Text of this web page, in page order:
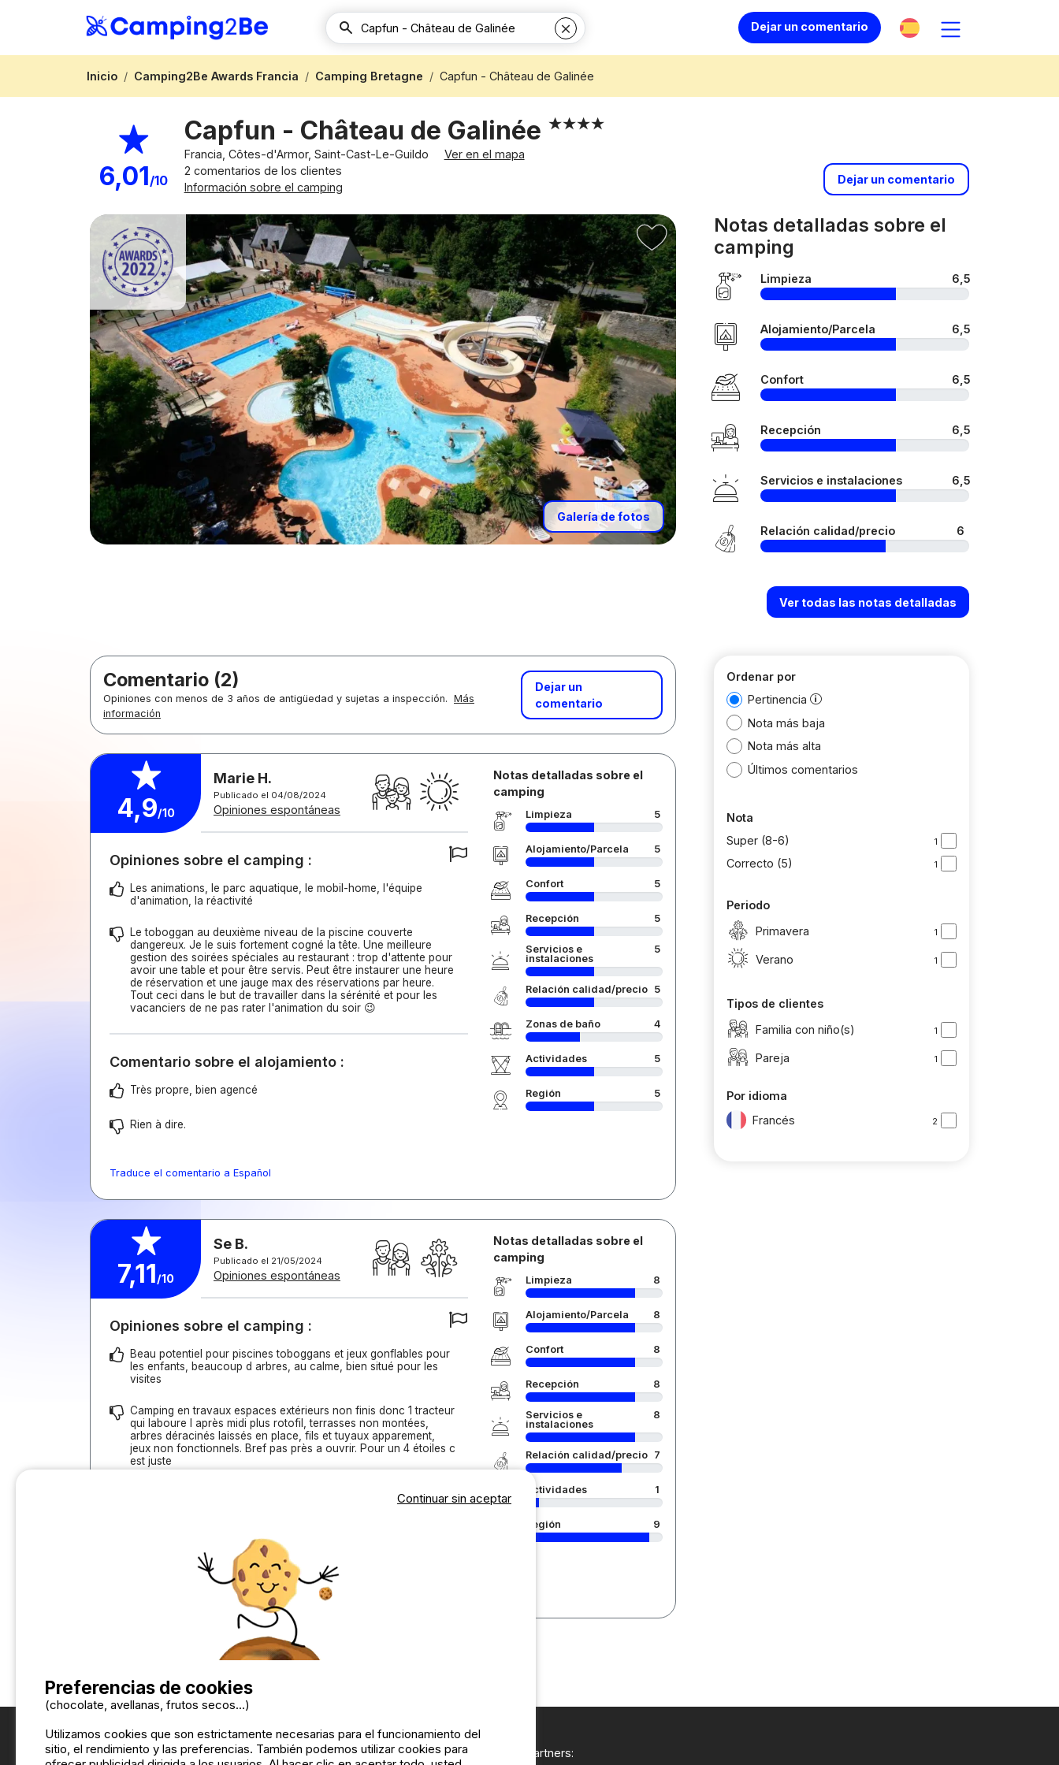
Dejar un comentario
Inicio Camping2Be Awards Francia Camping Bretagne Capfun - Château de Galinée
6,01/10
Capfun - Château de Galinée
Francia, Côtes-d'Armor, Saint-Cast-Le-Guildo
Ver en el mapa
2 comentarios de los clientes
Información sobre el camping
Dejar un comentario
Galería de fotos
Notas detalladas sobre el
camping
Limpieza 6,5
Alojamiento/Parcela 6,5
Confort 6,5
Recepción 6,5
Servicios e instalaciones 6,5
Relación calidad/precio 6
Ver todas las notas detalladas
Comentario (2)
Opiniones con menos de 3 años de antigüedad y sujetas a inspección. Más
información
Dejar un
comentario
4,9/10
Marie H.
Publicado el 04/08/2024
Opiniones espontáneas
Opiniones sobre el camping :
Les animations, le parc aquatique, le mobil-home, l'équipe
d'animation, la réactivité
Le toboggan au deuxième niveau de la piscine couverte
dangereux. Je le suis fortement cogné la tête. Une meilleure
gestion des soirées spéciales au restaurant : trop d'attente pour
avoir une table et pour être servis. Peut être instaurer une heure
de réservation et une jauge max des réservations par heure.
Tout ceci dans le but de travailler dans la sérénité et pour les
vacanciers de ne pas rater l'animation du soir 😉
Comentario sobre el alojamiento :
Très propre, bien agencé
Rien à dire.
Traduce el comentario a Español
Notas detalladas sobre el
camping
Limpieza 5
Alojamiento/Parcela 5
Confort 5
Recepción 5
Servicios e
instalaciones
5
Relación calidad/precio 5
Zonas de baño 4
Actividades 5
Región 5
7,11/10
Se B.
Publicado el 21/05/2024
Opiniones espontáneas
Opiniones sobre el camping :
Beau potentiel pour piscines toboggans et jeux gonflables pour
les enfants, beaucoup d arbres, au calme, bien situé pour les
visites
Camping en travaux espaces extérieurs non finis donc 1 tracteur
qui laboure l après midi plus rotofil, terrasses non montées,
arbres déracinés laissés en place, fils et tuyaux apparement,
jeux non fonctionnels. Bref pas près a ouvrir. Pour un 4 étoiles c
est juste
Traduce el comentario a Español
Notas detalladas sobre el
camping
Limpieza 8
Alojamiento/Parcela 8
Confort 8
Recepción 8
Servicios e
instalaciones
8
Relación calidad/precio 7
Actividades 1
Región 9
Ordenar por
Pertinencia
Nota más baja
Nota más alta
Últimos comentarios
Nota
Super (8-6)
1
Correcto (5) 1
Periodo
Primavera
1
Verano 1
Tipos de clientes
Familia con niño(s)
1
Pareja 1
Por idioma
Francés
2
Nuestros partners:
Continuar sin aceptar
Preferencias de cookies
(chocolate, avellanas, frutos secos...)
Utilizamos cookies que son estrictamente necesarias para el funcionamiento del
sitio, el rendimiento y las preferencias. También podemos utilizar cookies para